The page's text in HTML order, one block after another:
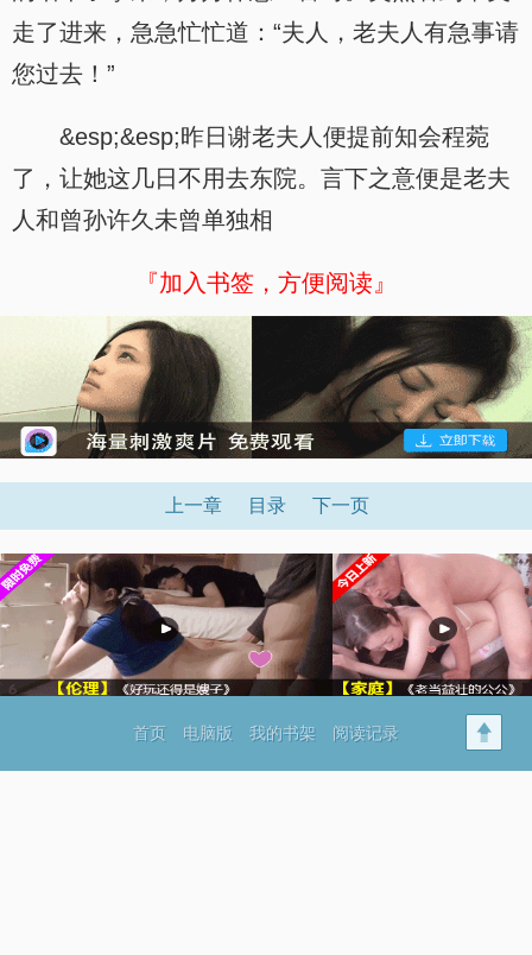
走了进来，急急忙忙道：“夫人，老夫人有急事请
您过去！”
&esp;&esp;昨日谢老夫人便提前知会程菀
了，让她这几日不用去东院。言下之意便是老夫
人和曾孙许久未曾单独相
『加入书签，方便阅读』
上一章 目录 下一页
首页 电脑版 我的书架 阅读记录